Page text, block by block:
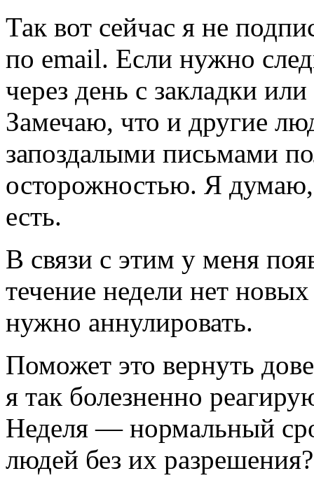
Так вот сейчас я не
по email. Если нужно
через день с закладки
Замечаю, что и другие
запоздалыми письмами
осторожностью. Я думаю,
есть.
В связи с этим у меня
течение недели нет
нужно аннулировать.
Поможет это вернуть
я так болезненно
Неделя — нормальный
людей без их разрешения?